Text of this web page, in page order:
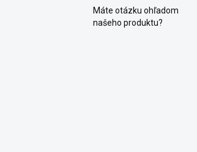
Máte otázku ohľadom
našeho produktu?